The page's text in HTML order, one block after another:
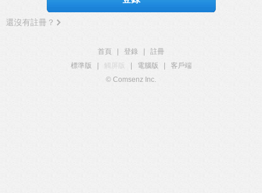
還沒有註冊？
首頁 登錄
註冊
標準版
觸屏版 電腦版
客戶端
© Comsenz Inc.